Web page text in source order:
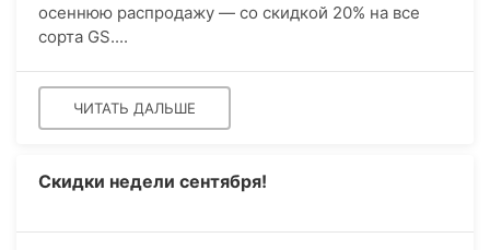
осеннюю распродажу — со скидкой 20% на все
сорта GS....
ЧИТАТЬ ДАЛЬШЕ
Скидки недели сентября!